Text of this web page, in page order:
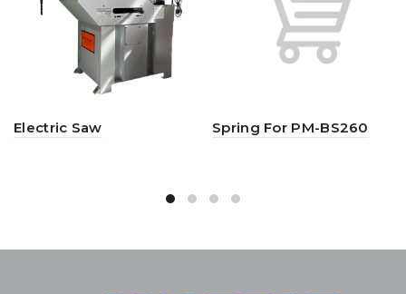
Electric Saw Spring For PM-BS260